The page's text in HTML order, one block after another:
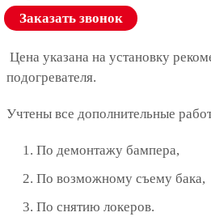
Заказать звонок
Цена указана на установку
подогревателя.
Учтены все дополнительные
По демонтажу бампера,
По возможному съему бака,
По снятию локеров.